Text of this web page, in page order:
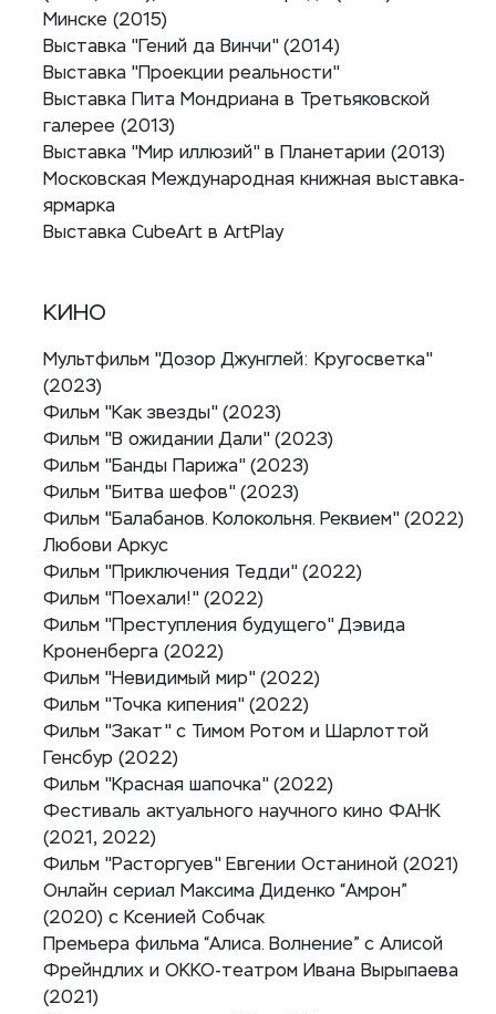
Минске (2015)
Выставка "Гений да Винчи" (2014)
Выставка "Проекции реальности"
Выставка Пита Мондриана в Третьяковской
галерее (2013)
Выставка "Мир иллюзий" в Планетарии (2013)
Московская Международная книжная выставка-
ярмарка
Выставка CubeArt в ArtPlay
КИНО
Мультфильм "Дозор Джунглей: Кругосветка"
(2023)
Фильм "Как звезды" (2023)
Фильм "В ожидании Дали" (2023)
Фильм "Банды Парижа" (2023)
Фильм "Битва шефов" (2023)
Фильм "Балабанов. Колокольня. Реквием" (2022)
Любови Аркус
Фильм "Приключения Тедди" (2022)
Фильм "Поехали!" (2022)
Фильм "Преступления будущего" Дэвида
Кроненберга (2022)
Фильм "Невидимый мир" (2022)
Фильм "Точка кипения" (2022)
Фильм "Закат" с Тимом Ротом и Шарлоттой
Генсбур (2022)
Фильм "Красная шапочка" (2022)
Фестиваль актуального научного кино ФАНК
(2021, 2022)
Фильм "Расторгуев" Евгении Останиной (2021)
Онлайн сериал Максима Диденко “Амрон”
(2020) с Ксенией Собчак
Премьера фильма “Алиса. Волнение” с Алисой
Фрейндлих и ОККО-театром Ивана Вырыпаева
(2021)